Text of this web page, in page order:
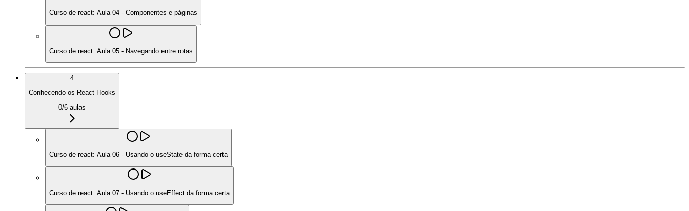
Curso de react: Aula 04 - Componentes e páginas
Curso de react: Aula 05 - Navegando entre rotas
4
Conhecendo os React Hooks
0/6 aulas
Curso de react: Aula 06 - Usando o useState da forma certa
Curso de react: Aula 07 - Usando o useEffect da forma certa